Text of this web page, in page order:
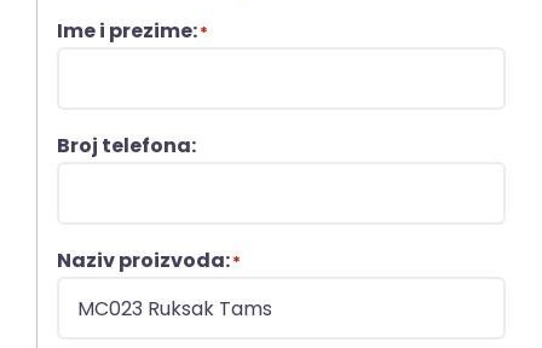
Ime i prezime:*
Broj telefona:
Naziv proizvoda:*